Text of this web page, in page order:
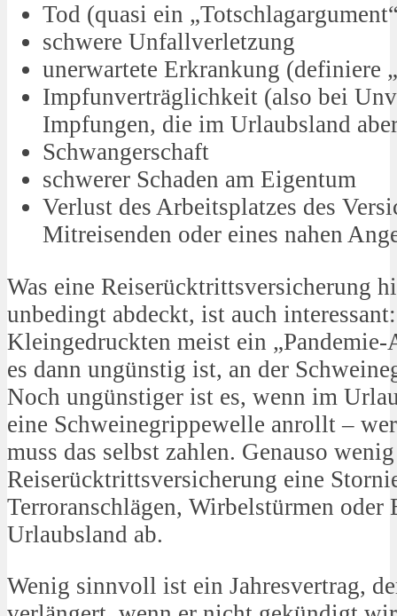
Tod (quasi ein
schwere Unfallverletzung
unerwartete Erkrankung (definiere
Impfunverträglichkeit (also bei
Impfungen, die im Urlaubsland
Schwangerschaft
schwerer Schaden am Eigentum
Verlust des Arbeitsplatzes des
Mitreisenden oder eines nahen
Was eine Reiserücktrittsversicherung
unbedingt abdeckt, ist auch
Kleingedruckten meist ein „Pandemie-
es dann ungünstig ist, an der
Noch ungünstiger ist es, wenn im
eine Schweinegrippewelle anrollt –
muss das selbst zahlen. Genauso
Reiserücktrittsversicherung eine
Terroranschlägen, Wirbelstürmen oder
Urlaubsland ab.
Wenig sinnvoll ist ein Jahresvertrag,